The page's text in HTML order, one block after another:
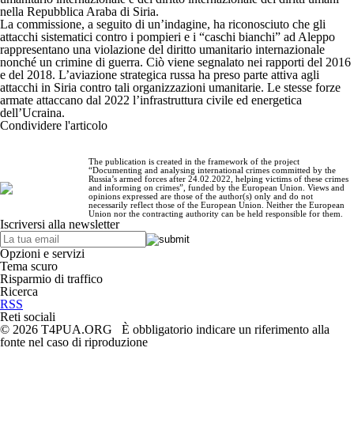
nella Repubblica Araba di Siria.
La commissione, a seguito di un’indagine, ha riconosciuto che gli
attacchi sistematici contro i pompieri e i “caschi bianchi” ad Aleppo
rappresentano una violazione del diritto umanitario internazionale
nonché un crimine di guerra. Ciò viene segnalato nei rapporti del 2016
e del 2018. L’aviazione strategica russa ha preso parte attiva agli
attacchi in Siria contro tali organizzazioni umanitarie. Le stesse forze
armate attaccano dal 2022 l’infrastruttura civile ed energetica
dell’Ucraina.
Condividere l'articolo
The publication is created in the framework of the project
“Documenting and analysing international crimes committed by the
Russia’s armed forces after 24.02.2022, helping victims of these crimes
and informing on crimes”, funded by the European Union. Views and
opinions expressed are those of the author(s) only and do not
necessarily reflect those of the European Union. Neither the European
Union nor the contracting authority can be held responsible for them.
Iscriversi alla newsletter
Opzioni e servizi
Tema scuro
Risparmio di traffico
Ricerca
RSS
Reti sociali
© 2026 T4PUA.ORG È obbligatorio indicare un riferimento alla
fonte nel caso di riproduzione